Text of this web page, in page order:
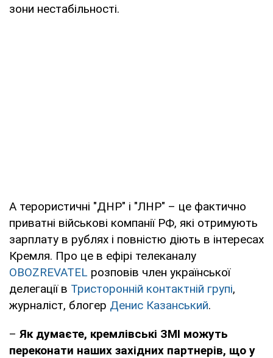
зони нестабільності.
А терористичні "ДНР" і "ЛНР" – це фактично
приватні військові компанії РФ, які отримують
зарплату в рублях і повністю діють в інтересах
Кремля. Про це в ефірі телеканалу
OBOZREVATEL розповів член української
делегації в Тристоронній контактній групі,
журналіст, блогер Денис Казанський.
– Як думаєте, кремлівські ЗМІ можуть
переконати наших західних партнерів, що у